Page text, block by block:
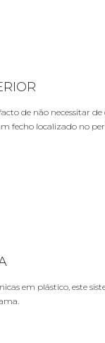
de não necessitar de
fecho localizado no
em plástico, este